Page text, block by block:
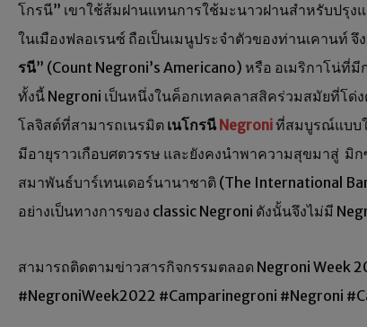
โกรนี” เขาใช้ส้มฝานแทนการใช้มะนาวฝานสำหรับปรุง
ในเมืองฟลอเรนซ์ ถือเป็นเมนูประจำตัวของท่านเคานท์
รนี” (Count Negroni’s Americano) หรือ อเมริกาโน่
ทั้งนี้ Negroni เป็นหนึ่งในค็อกเทลคลาสสิคร่วมสมัยที่โ
โลจิสต์ที่สามารถเนรมิต เนโกรนี Negroniที่สมบูรณ์แบบ
มีอายุราวเกือบศตวรรษ และยังคงนำพาความสุขมาสู่
สมาพันธ์บาร์เทนเดอร์นานาชาติ (The International
อย่างเป็นทางการของ classic Negroni ดังนั้นจึงไม่มี
สามารถติดตามข่าวสารกิจกรรมตลอด Negroni Week
#NegroniWeek2022 #Camparinegroni #Negroni